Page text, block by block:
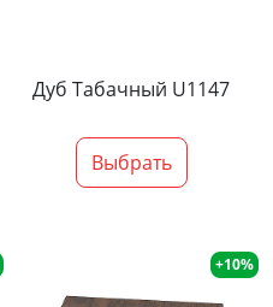
Дуб Табачный U1147
Выбрать
+10%